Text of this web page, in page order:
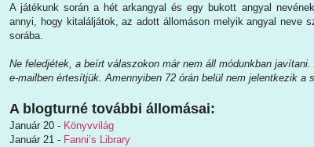
A játékunk során a hét arkangyal és egy bukott angyal
annyi, hogy kitaláljátok, az adott állomáson melyik angyal neve
sorába.
Ne feledjétek, a beírt válaszokon már nem áll módunkban
e-mailben értesítjük. Amennyiben 72 órán belül nem jelentkezik a
A blogturné további állomásai:
Január 20 - Könyvvilág
Január 21 - Fanni’s Library